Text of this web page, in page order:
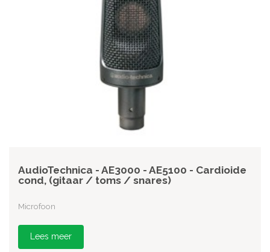
AudioTechnica - AE3000 - AE5100 - Cardioide
cond, (gitaar / toms / snares)
Microfoon
Lees meer